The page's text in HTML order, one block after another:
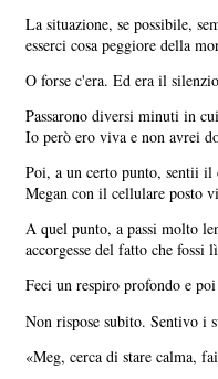
La situazione, se possibile,
esserci cosa peggiore della
O forse c'era. Ed era il
Passarono diversi minuti in
Io però ero viva e non avrei
Poi, a un certo punto, sentii il
Megan con il cellulare posto
A quel punto, a passi molto
accorgesse del fatto che fossi
Feci un respiro profondo e
Non rispose subito. Sentivo i
«Meg, cerca di stare calma,